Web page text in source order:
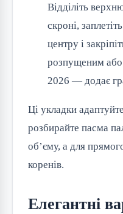
Відділіть
скроні,
центру і
розпущеним або
2026 — додає
Ці укладки
розбирайте пасма
об’єму, а для
коренів.
Елегантні